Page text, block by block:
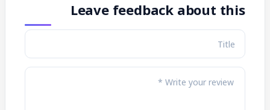
Leave feedback about this